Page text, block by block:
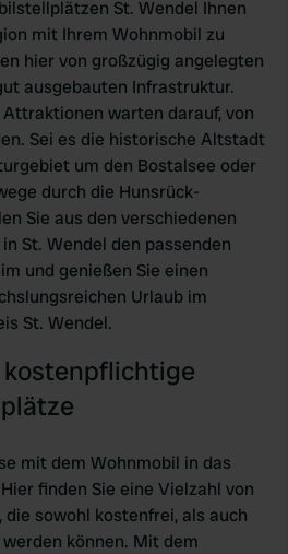
St. Wendel Ihnen
mit Ihrem Wohnmobil zu
hier von großzügig angelegten
ausgebauten Infrastruktur.
warten darauf, von
Sei es die historische Altstadt
um den Bostalsee oder
durch die Hunsrück-
Sie aus den verschiedenen
St. Wendel den passenden
und genießen Sie einen
Urlaub im
St. Wendel.
mit dem Wohnmobil in das
finden Sie eine Vielzahl von
sowohl kostenfrei, als auch
können. Mit dem